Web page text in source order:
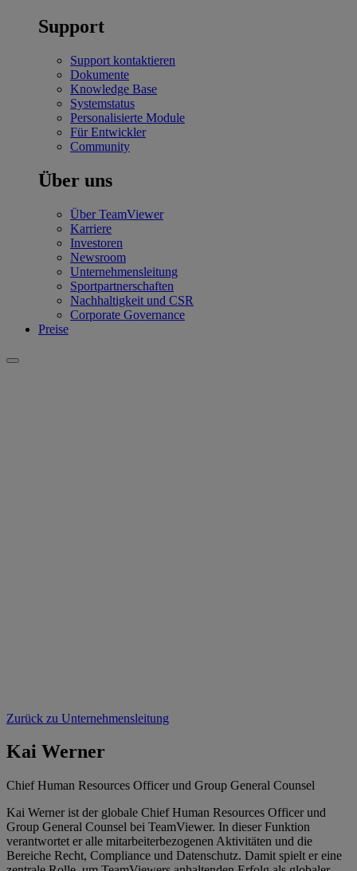
Support
Support kontaktieren
Dokumente
Knowledge Base
Systemstatus
Personalisierte Module
Für Entwickler
Community
Über uns
Über TeamViewer
Karriere
Investoren
Newsroom
Unternehmensleitung
Sportpartnerschaften
Nachhaltigkeit und CSR
Corporate Governance
Preise
Zurück zu Unternehmensleitung
Kai Werner
Chief Human Resources Officer und Group General Counsel
Kai Werner ist der globale Chief Human Resources Officer und
Group General Counsel bei TeamViewer. In dieser Funktion
verantwortet er alle mitarbeiterbezogenen Aktivitäten und die
Bereiche Recht, Compliance und Datenschutz. Damit spielt er eine